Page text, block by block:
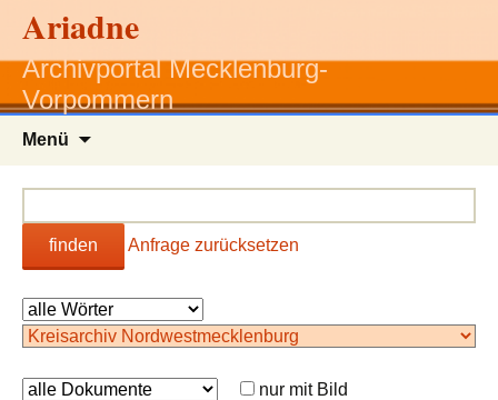
Ariadne
Archivportal Mecklenburg-
Vorpommern
Menü
finden Anfrage zurücksetzen
nur mit Bild